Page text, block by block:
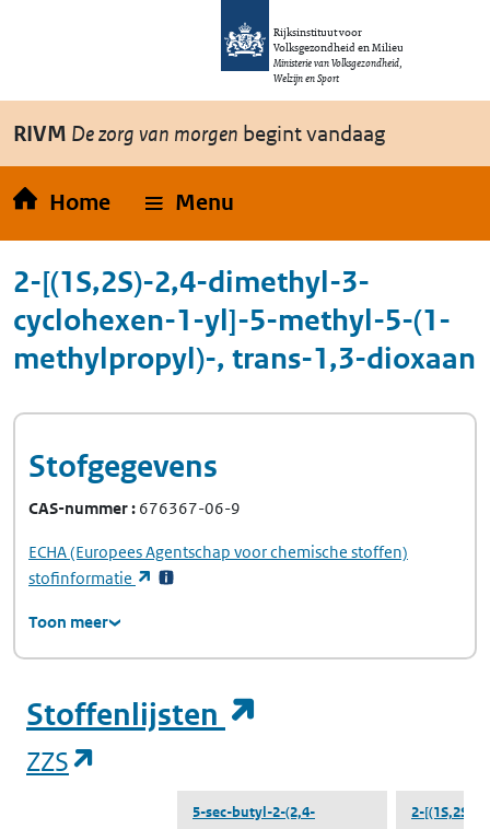
Overslaan en naar de inhoud gaan
Rijksinstituut voor
Volksgezondheid en Milieu
Ministerie van Volksgezondheid,
Welzijn en Sport
RIVM De zorg van morgen begint vandaag
Home Menu
2-[(1S,2S)-2,4-dimethyl-3-
cyclohexen-1-yl]-5-methyl-5-(1-
methylpropyl)-, trans-1,3-dioxaan
Stofgegevens
CAS-nummer 676367-06-9
ECHA(Europees Agentschap voor chemische stoffen)
stofinformatie
(opent in een nieuw tabblad)
Toon meer
Stoffenlijsten
ZZS
5-sec-butyl-2-(2,4-
2-[(1S,2S)-